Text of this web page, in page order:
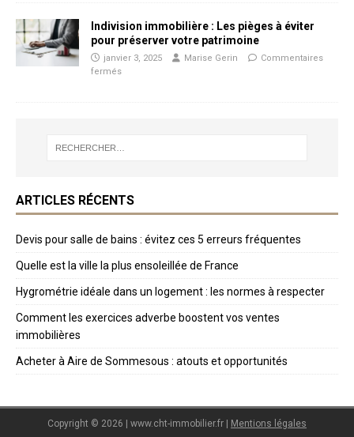
Indivision immobilière : Les pièges à éviter
pour préserver votre patrimoine
janvier 3, 2025 Marise Gerin
Commentaires
fermés
ARTICLES RÉCENTS
Devis pour salle de bains : évitez ces 5 erreurs fréquentes
Quelle est la ville la plus ensoleillée de France
Hygrométrie idéale dans un logement : les normes à respecter
Comment les exercices adverbe boostent vos ventes
immobilières
Acheter à Aire de Sommesous : atouts et opportunités
Copyright © 2026 | www.cht-immobilier.fr Mentions légales